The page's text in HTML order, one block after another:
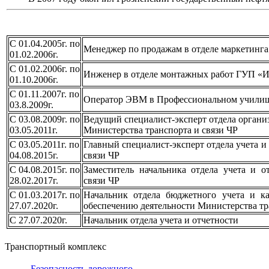
С 01.04.2005г. по
01.02.2006г.
Менеджер по продажам в отделе
С 01.02.2006г. по
01.10.2006г.
Инженер в отделе монтажных работ ГУП
С 01.11.2007г. по
03.8.2009г.
Оператор ЭВМ в Профессиональном
С 03.08.2009г. по
03.05.2011г.
Ведущий специалист-эксперт отдела
Министерства транспорта и связи ЧР
С 03.05.2011г. по
04.08.2015г.
Главный специалист-эксперт отдела учета
связи ЧР
С 04.08.2015г. по
28.02.2017г.
Заместитель начальника отдела учета и
связи ЧР
С 01.03.2017г. по
27.07.2020г.
Начальник отдела бюджетного учета и
обеспечению деятельности Министерства
С 27.07.2020г.
Начальник отдела учета и отчетности
Транспортный комплекс